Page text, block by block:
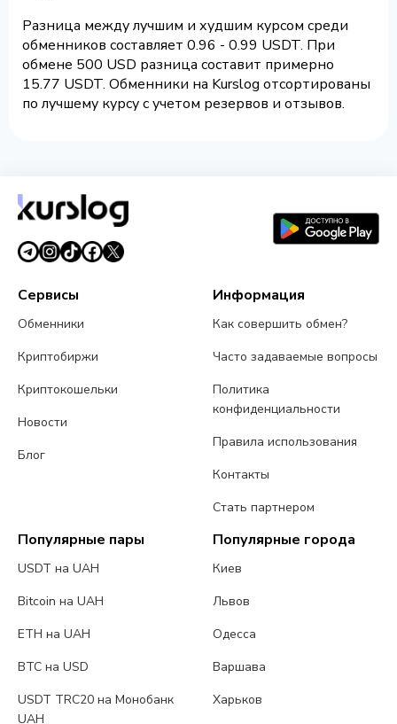
Разница между лучшим и худшим курсом среди
обменников составляет 0.96 - 0.99 USDT. При
обмене 500 USD разница составит примерно
15.77 USDT. Обменники на Kurslog отсортированы
по лучшему курсу с учетом резервов и отзывов.
Сервисы
Обменники
Криптобиржи
Криптокошельки
Новости
Блог
Информация
Как совершить обмен?
Часто задаваемые вопросы
Политика
конфиденциальности
Правила использования
Контакты
Стать партнером
Популярные пары
USDT на UAH
Bitcoin на UAH
ETH на UAH
BTC на USD
USDT TRC20 на Монобанк
UAH
Популярные города
Киев
Львов
Одесса
Варшава
Харьков